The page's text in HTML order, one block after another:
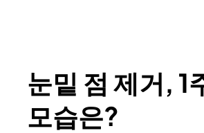
눈밑 점 제거, 1
모습은?